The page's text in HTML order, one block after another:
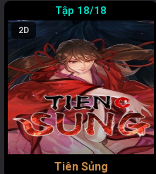
18/18
2D
Tiên Sủng